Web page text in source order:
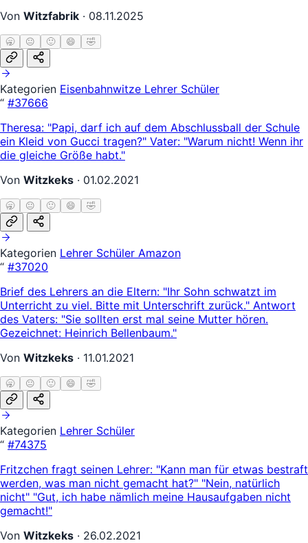
Von Witzfabrik · 08.11.2025
🥱 😐 🙂 😄 🤣
Kategorien Eisenbahnwitze Lehrer Schüler
“ #37666
Theresa: "Papi, darf ich auf dem Abschlussball der Schule
ein Kleid von Gucci tragen?" Vater: "Warum nicht! Wenn ihr
die gleiche Größe habt."
Von Witzkeks · 01.02.2021
🥱 😐 🙂 😄 🤣
Kategorien Lehrer Schüler Amazon
“ #37020
Brief des Lehrers an die Eltern: "Ihr Sohn schwatzt im
Unterricht zu viel. Bitte mit Unterschrift zurück." Antwort
des Vaters: "Sie sollten erst mal seine Mutter hören.
Gezeichnet: Heinrich Bellenbaum."
Von Witzkeks · 11.01.2021
🥱 😐 🙂 😄 🤣
Kategorien Lehrer Schüler
“ #74375
Fritzchen fragt seinen Lehrer: "Kann man für etwas bestraft
werden, was man nicht gemacht hat?" "Nein, natürlich
nicht" "Gut, ich habe nämlich meine Hausaufgaben nicht
gemacht!"
Von Witzkeks · 26.02.2021